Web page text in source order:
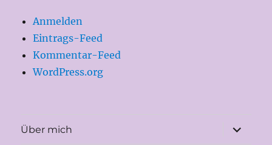
Anmelden
Eintrags-Feed
Kommentar-Feed
WordPress.org
Über mich
öffnen